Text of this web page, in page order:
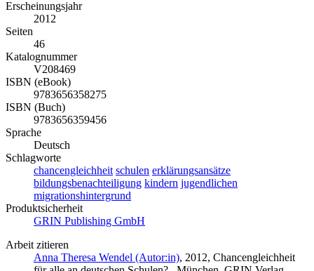
Erscheinungsjahr
2012
Seiten
46
Katalognummer
V208469
ISBN (eBook)
9783656358275
ISBN (Buch)
9783656359456
Sprache
Deutsch
Schlagworte
chancengleichheit schulen erklärungsansätze
bildungsbenachteiligung kindern jugendlichen
migrationshintergrund
Produktsicherheit
GRIN Publishing GmbH
Arbeit zitieren
Anna Theresa Wendel (Autor:in), 2012, Chancengleichheit